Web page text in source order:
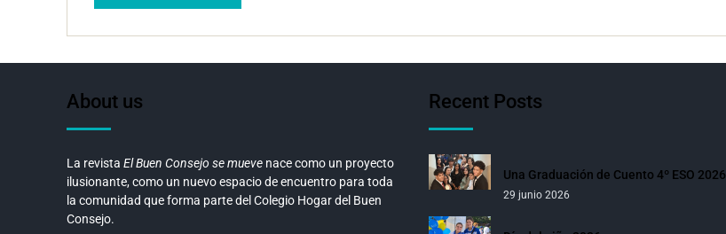
About us
La revista El Buen Consejo se mueve nace como un proyecto
ilusionante, como un nuevo espacio de encuentro para toda
la comunidad que forma parte del Colegio Hogar del Buen
Consejo.
Recent Posts
Una Graduación de Cuento 4º ESO 2026
29 junio 2026